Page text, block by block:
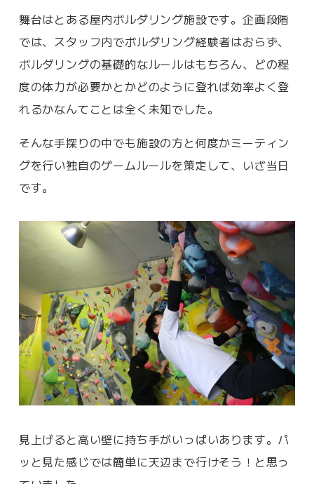
舞台はとある屋内ボルダリング施設です。企画段階
では、スタッフ内でボルダリング経験者はおらず、
ボルダリングの基礎的なルールはもちろん、どの程
度の体力が必要かとかどのように登れば効率よく登
れるかなんてことは全く未知でした。
そんな手探りの中でも施設の方と何度かミーティン
グを行い独自のゲームルールを策定して、いざ当日
です。
見上げると高い壁に持ち手がいっぱいあります。パ
ッと見た感じでは簡単に天辺まで行けそう！と思っ